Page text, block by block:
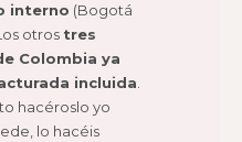
interno (Bogotá
otros tres
Colombia ya
incluida
hacéroslo yo
lo hacéis